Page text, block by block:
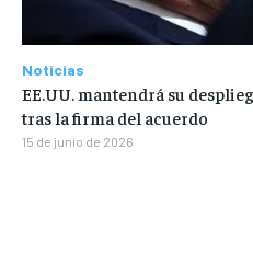
Noticias
EE.UU. mantendrá su
tras la firma del acuerdo
15 de junio de 2026